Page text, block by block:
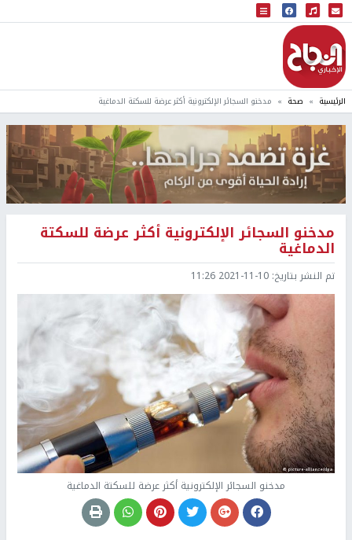
البث المباشر
إذاعة النجاح
الرئيسية صحة مدخنو السجائر الإلكترونية أكثر عرضة للسكتة الدماغية
مدخنو السجائر الإلكترونية أكثر عرضة للسكتة
الدماغية
تم النشر بتاريخ: 2021-11-10 11:26
مدخنو السجائر الإلكترونية أكثر عرضة للسكتة الدماغية